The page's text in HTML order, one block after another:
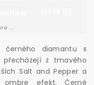
černého diamantu s
z tmavého
Salt and Pepper a
efekt. Černé
...